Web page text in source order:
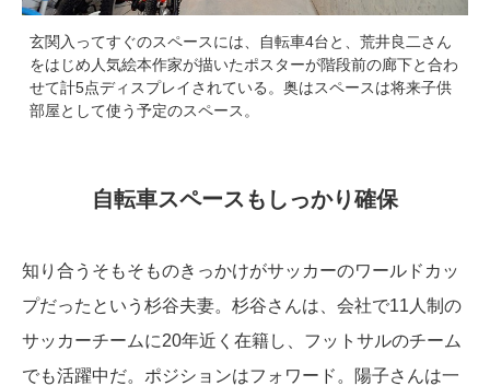
玄関入ってすぐのスペースには、自転車4台と、荒井良二さん
をはじめ人気絵本作家が描いたポスターが階段前の廊下と合わ
せて計5点ディスプレイされている。奥はスペースは将来子供
部屋として使う予定のスペース。
自転車スペースもしっかり確保
知り合うそもそものきっかけがサッカーのワールドカッ
プだったという杉谷夫妻。杉谷さんは、会社で11人制の
サッカーチームに20年近く在籍し、フットサルのチーム
でも活躍中だ。ポジションはフォワード。陽子さんは一